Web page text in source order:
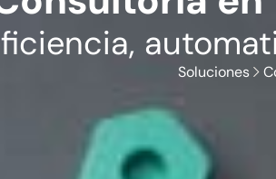
Soluciones